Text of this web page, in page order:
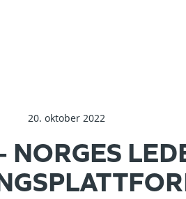
20. oktober 2022